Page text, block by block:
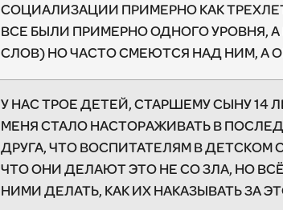
СОЦИАЛИЗАЦИИ ПРИМЕРНО КАК
ВСЕ БЫЛИ ПРИМЕРНО ОДНОГО УРОВНЯ,
СЛОВ) НО ЧАСТО СМЕЮТСЯ НАД НИМ, А
У НАС ТРОЕ ДЕТЕЙ, СТАРШЕМУ СЫНУ 14
МЕНЯ СТАЛО НАСТОРАЖИВАТЬ В
ДРУГА, ЧТО ВОСПИТАТЕЛЯМ В ДЕТСКОМ
ЧТО ОНИ ДЕЛАЮТ ЭТО НЕ СО ЗЛА, НО
НИМИ ДЕЛАТЬ, КАК ИХ НАКАЗЫВАТЬ ЗА